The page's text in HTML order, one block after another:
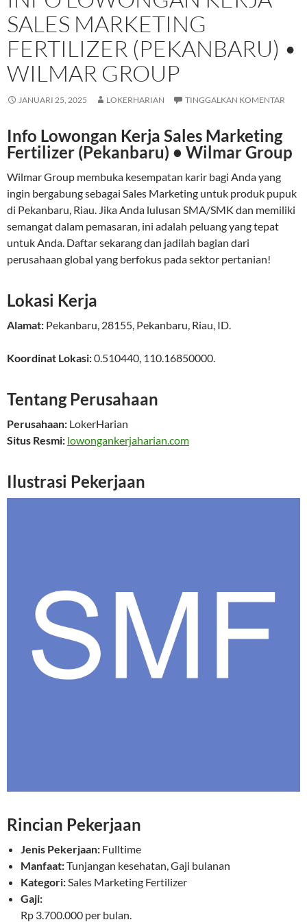
SALES MARKETING
FERTILIZER (PEKANBARU) •
WILMAR GROUP
JANUARI 25, 2025 LOKERHARIAN TINGGALKAN KOMENTAR
Info Lowongan Kerja Sales Marketing
Fertilizer (Pekanbaru) • Wilmar Group
Wilmar Group membuka kesempatan karir bagi Anda yang
ingin bergabung sebagai Sales Marketing untuk produk pupuk
di Pekanbaru, Riau. Jika Anda lulusan SMA/SMK dan memiliki
semangat dalam pemasaran, ini adalah peluang yang tepat
untuk Anda. Daftar sekarang dan jadilah bagian dari
perusahaan global yang berfokus pada sektor pertanian!
Lokasi Kerja
Alamat: Pekanbaru, 28155, Pekanbaru, Riau, ID.
Koordinat Lokasi:0.510440, 110.16850000.
Tentang Perusahaan
Perusahaan: LokerHarian
Situs Resmi: lowongankerjaharian.com
Ilustrasi Pekerjaan
Rincian Pekerjaan
Jenis Pekerjaan: Fulltime
Manfaat:Tunjangan kesehatan, Gaji bulanan
Kategori:Sales Marketing Fertilizer
Gaji:
Rp 3.700.000 per bulan.